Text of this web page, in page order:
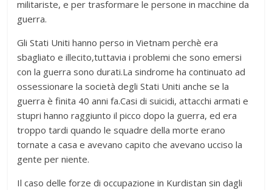
militariste, e per trasformare le persone in macchine da
guerra.
Gli Stati Uniti hanno perso in Vietnam perchè era
sbagliato e illecito,tuttavia i problemi che sono emersi
con la guerra sono durati.La sindrome ha continuato ad
ossessionare la società degli Stati Uniti anche se la
guerra è finita 40 anni fa.Casi di suicidi, attacchi armati e
stupri hanno raggiunto il picco dopo la guerra, ed era
troppo tardi quando le squadre della morte erano
tornate a casa e avevano capito che avevano ucciso la
gente per niente.
Il caso delle forze di occupazione in Kurdistan sin dagli